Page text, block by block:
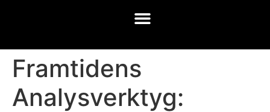
Framtidens
Analysverktyg: